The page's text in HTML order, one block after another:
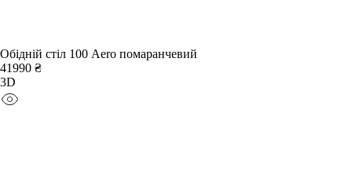
Обідній стіл 100 Aero помаранчевий
41990 ₴
3D